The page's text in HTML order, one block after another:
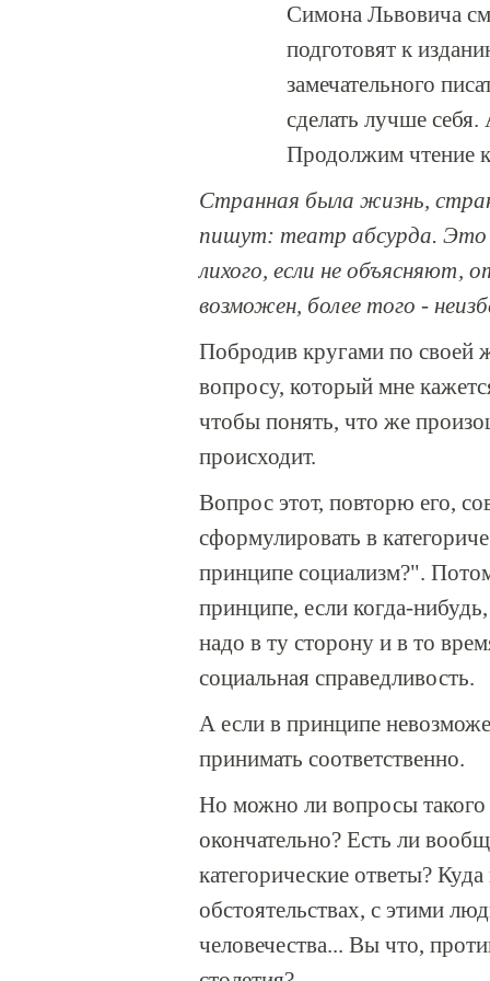
Симона Львовича
подготовят к
замечательного
сделать лучше
Продолжим чтение
Странная была жизнь,
пишут: театр абсурда. Это
лихого, если не объясняют,
возможен, более того -
Побродив кругами по своей
вопросу, который мне
чтобы понять, что же
происходит.
Вопрос этот, повторю его,
сформулировать в
принципе социализм?".
принципе, если когда-
надо в ту сторону и в то
социальная справедливость.
А если в принципе
принимать соответственно.
Но можно ли вопросы такого
окончательно? Есть ли
категорические ответы?
обстоятельствах, с этими
человечества... Вы что,